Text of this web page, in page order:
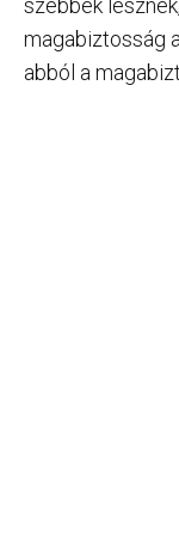
magabiztosság
abból a